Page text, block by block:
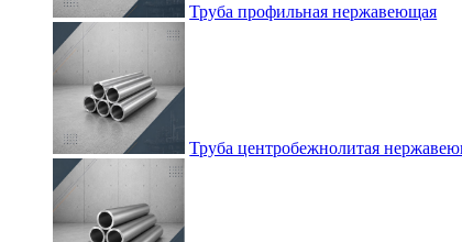
Труба профильная нержавеющая
Труба центробежнолитая